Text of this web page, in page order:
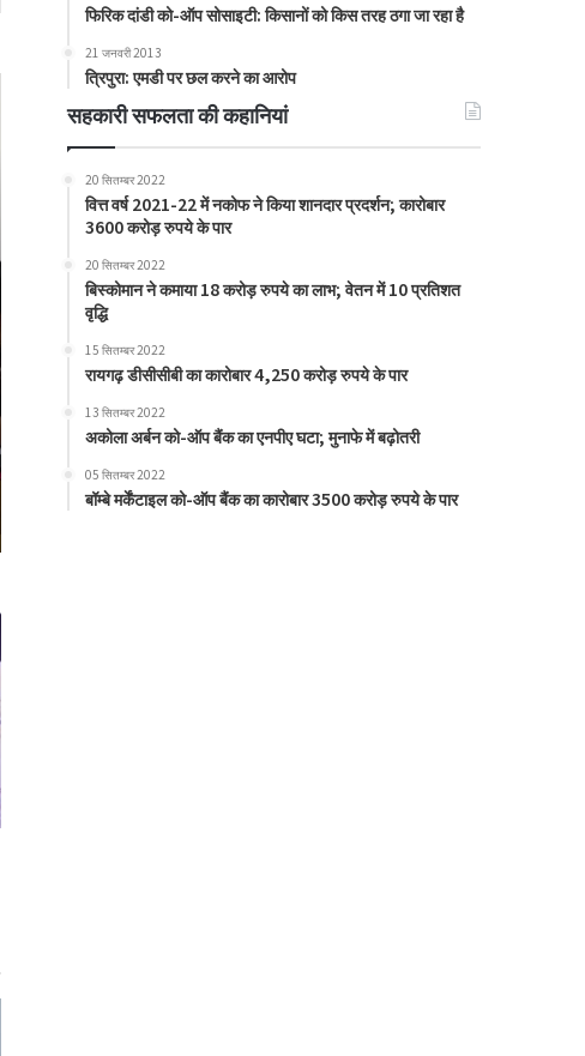
फिरिक दांडी को-ऑप सोसाइटी: किसानों को किस तरह ठगा जा रहा है
21 जनवरी 2013
त्रिपुरा: एमडी पर छल करने का आरोप
सहकारी सफलता की कहानियां
20 सितम्बर 2022
वित्त वर्ष 2021-22 में नकोफ ने किया शानदार प्रदर्शन; कारोबार
3600 करोड़ रुपये के पार
20 सितम्बर 2022
बिस्कोमान ने कमाया 18 करोड़ रुपये का लाभ; वेतन में 10 प्रतिशत
वृद्धि
15 सितम्बर 2022
रायगढ़ डीसीसीबी का कारोबार 4,250 करोड़ रुपये के पार
13 सितम्बर 2022
अकोला अर्बन को-ऑप बैंक का एनपीए घटा; मुनाफे में बढ़ोतरी
05 सितम्बर 2022
बॉम्बे मर्केंटाइल को-ऑप बैंक का कारोबार 3500 करोड़ रुपये के पार